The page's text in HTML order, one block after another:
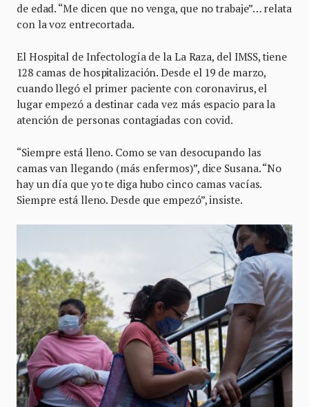
de edad. “Me dicen que no venga, que no trabaje”… relata
con la voz entrecortada.
El Hospital de Infectología de la La Raza, del IMSS, tiene
128 camas de hospitalización. Desde el 19 de marzo,
cuando llegó el primer paciente con coronavirus, el
lugar empezó a destinar cada vez más espacio para la
atención de personas contagiadas con covid.
“Siempre está lleno. Como se van desocupando las
camas van llegando (más enfermos)”, dice Susana. “No
hay un día que yo te diga hubo cinco camas vacías.
Siempre está lleno. Desde que empezó”, insiste.